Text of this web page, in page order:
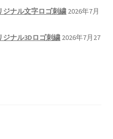
ジナル文字ロゴ刺繍 2026年7月
ジナル3Dロゴ刺繍 2026年7月27